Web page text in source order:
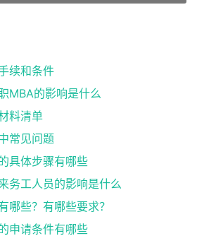
续和条件
MBA的影响是什么
料清单
常见问题
具体步骤有哪些
务工人员的影响是什么
哪些？有哪些要求？
申请条件有哪些